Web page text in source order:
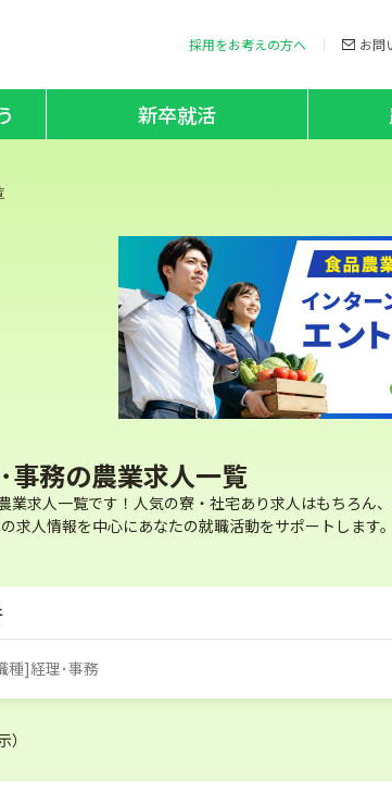
採用をお考えの方へ お問
新卒就活
事務の農業求人一覧
業求人一覧です！人気の寮・社宅あり求人はもちろん
求人情報を中心にあなたの就職活動をサポートしま
種]経理･事務